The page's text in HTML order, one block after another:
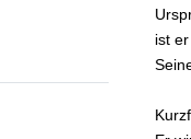
ist